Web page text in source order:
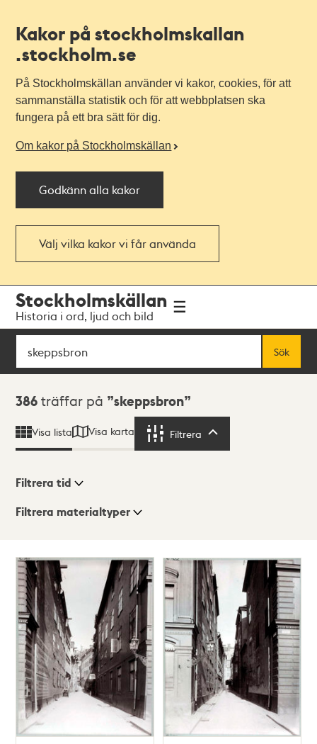
Kakor på stockholmskallan
.stockholm.se
På Stockholmskällan använder vi kakor, cookies, för att
sammanställa statistik och för att webbplatsen ska
fungera på ett bra sätt för dig.
Om kakor på Stockholmskällan
Godkänn alla kakor
Välj vilka kakor vi får använda
navigationen
huvudinnehållet
Stockholmskällan
Historia i ord, ljud och bild
Sök
Sök
Sökresultat
386 träffar på skeppsbron
Visa lista Visa karta Filtrera
Visningsläge
Lista
Karta
Filtrera tid
Filtrera materialtyper
386träffar